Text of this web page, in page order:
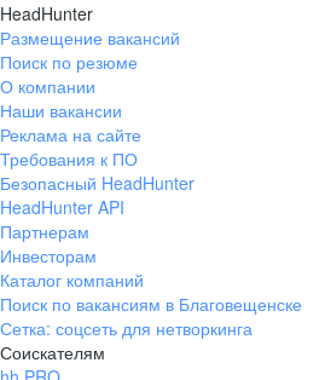
HeadHunter
Размещение вакансий
Поиск по резюме
О компании
Наши вакансии
Реклама на сайте
Требования к ПО
Безопасный HeadHunter
HeadHunter API
Партнерам
Инвесторам
Каталог компаний
Поиск по вакансиям в Благовещенске
Сетка: соцсеть для нетворкинга
Соискателям